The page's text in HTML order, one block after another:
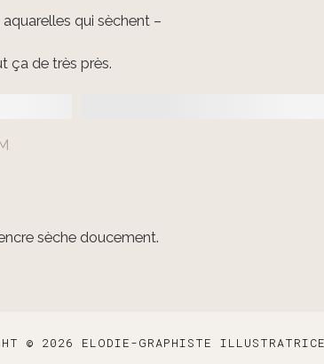
qui sèchent –
ça de très près.
sèche doucement.
© 2026 ELODIE-GRAPHISTE